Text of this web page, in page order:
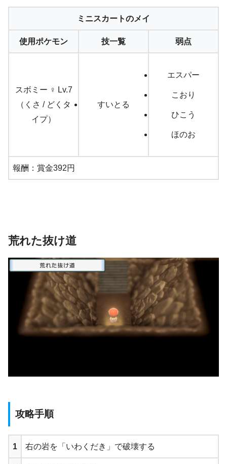
ミニスカートのメイ
使用ポケモン 技一覧 弱点
スボミー ♀ Lv.7
（くさ / どくタ
イプ）
すいとる
エスパー
こおり
ひこう
ほのお
報酬：賞金392円
荒れた抜け道
攻略手順
1 右の岩を「いわくだき」で破壊する